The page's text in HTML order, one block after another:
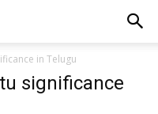
in Telugu
significance